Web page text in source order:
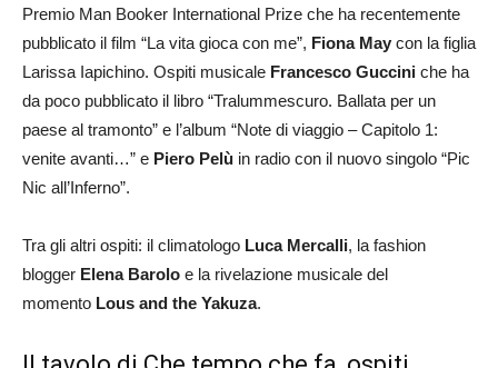
Premio Man Booker International Prize che ha recentemente
pubblicato il film “La vita gioca con me”, Fiona May con la figlia
Larissa Iapichino. Ospiti musicale Francesco Guccini che ha
da poco pubblicato il libro “Tralummescuro. Ballata per un
paese al tramonto” e l’album “Note di viaggio – Capitolo 1:
venite avanti…” e Piero Pelù in radio con il nuovo singolo “Pic
Nic all’Inferno”.
Tra gli altri ospiti: il climatologo Luca Mercalli, la fashion
blogger Elena Barolo e la rivelazione musicale del
momento Lous and the Yakuza.